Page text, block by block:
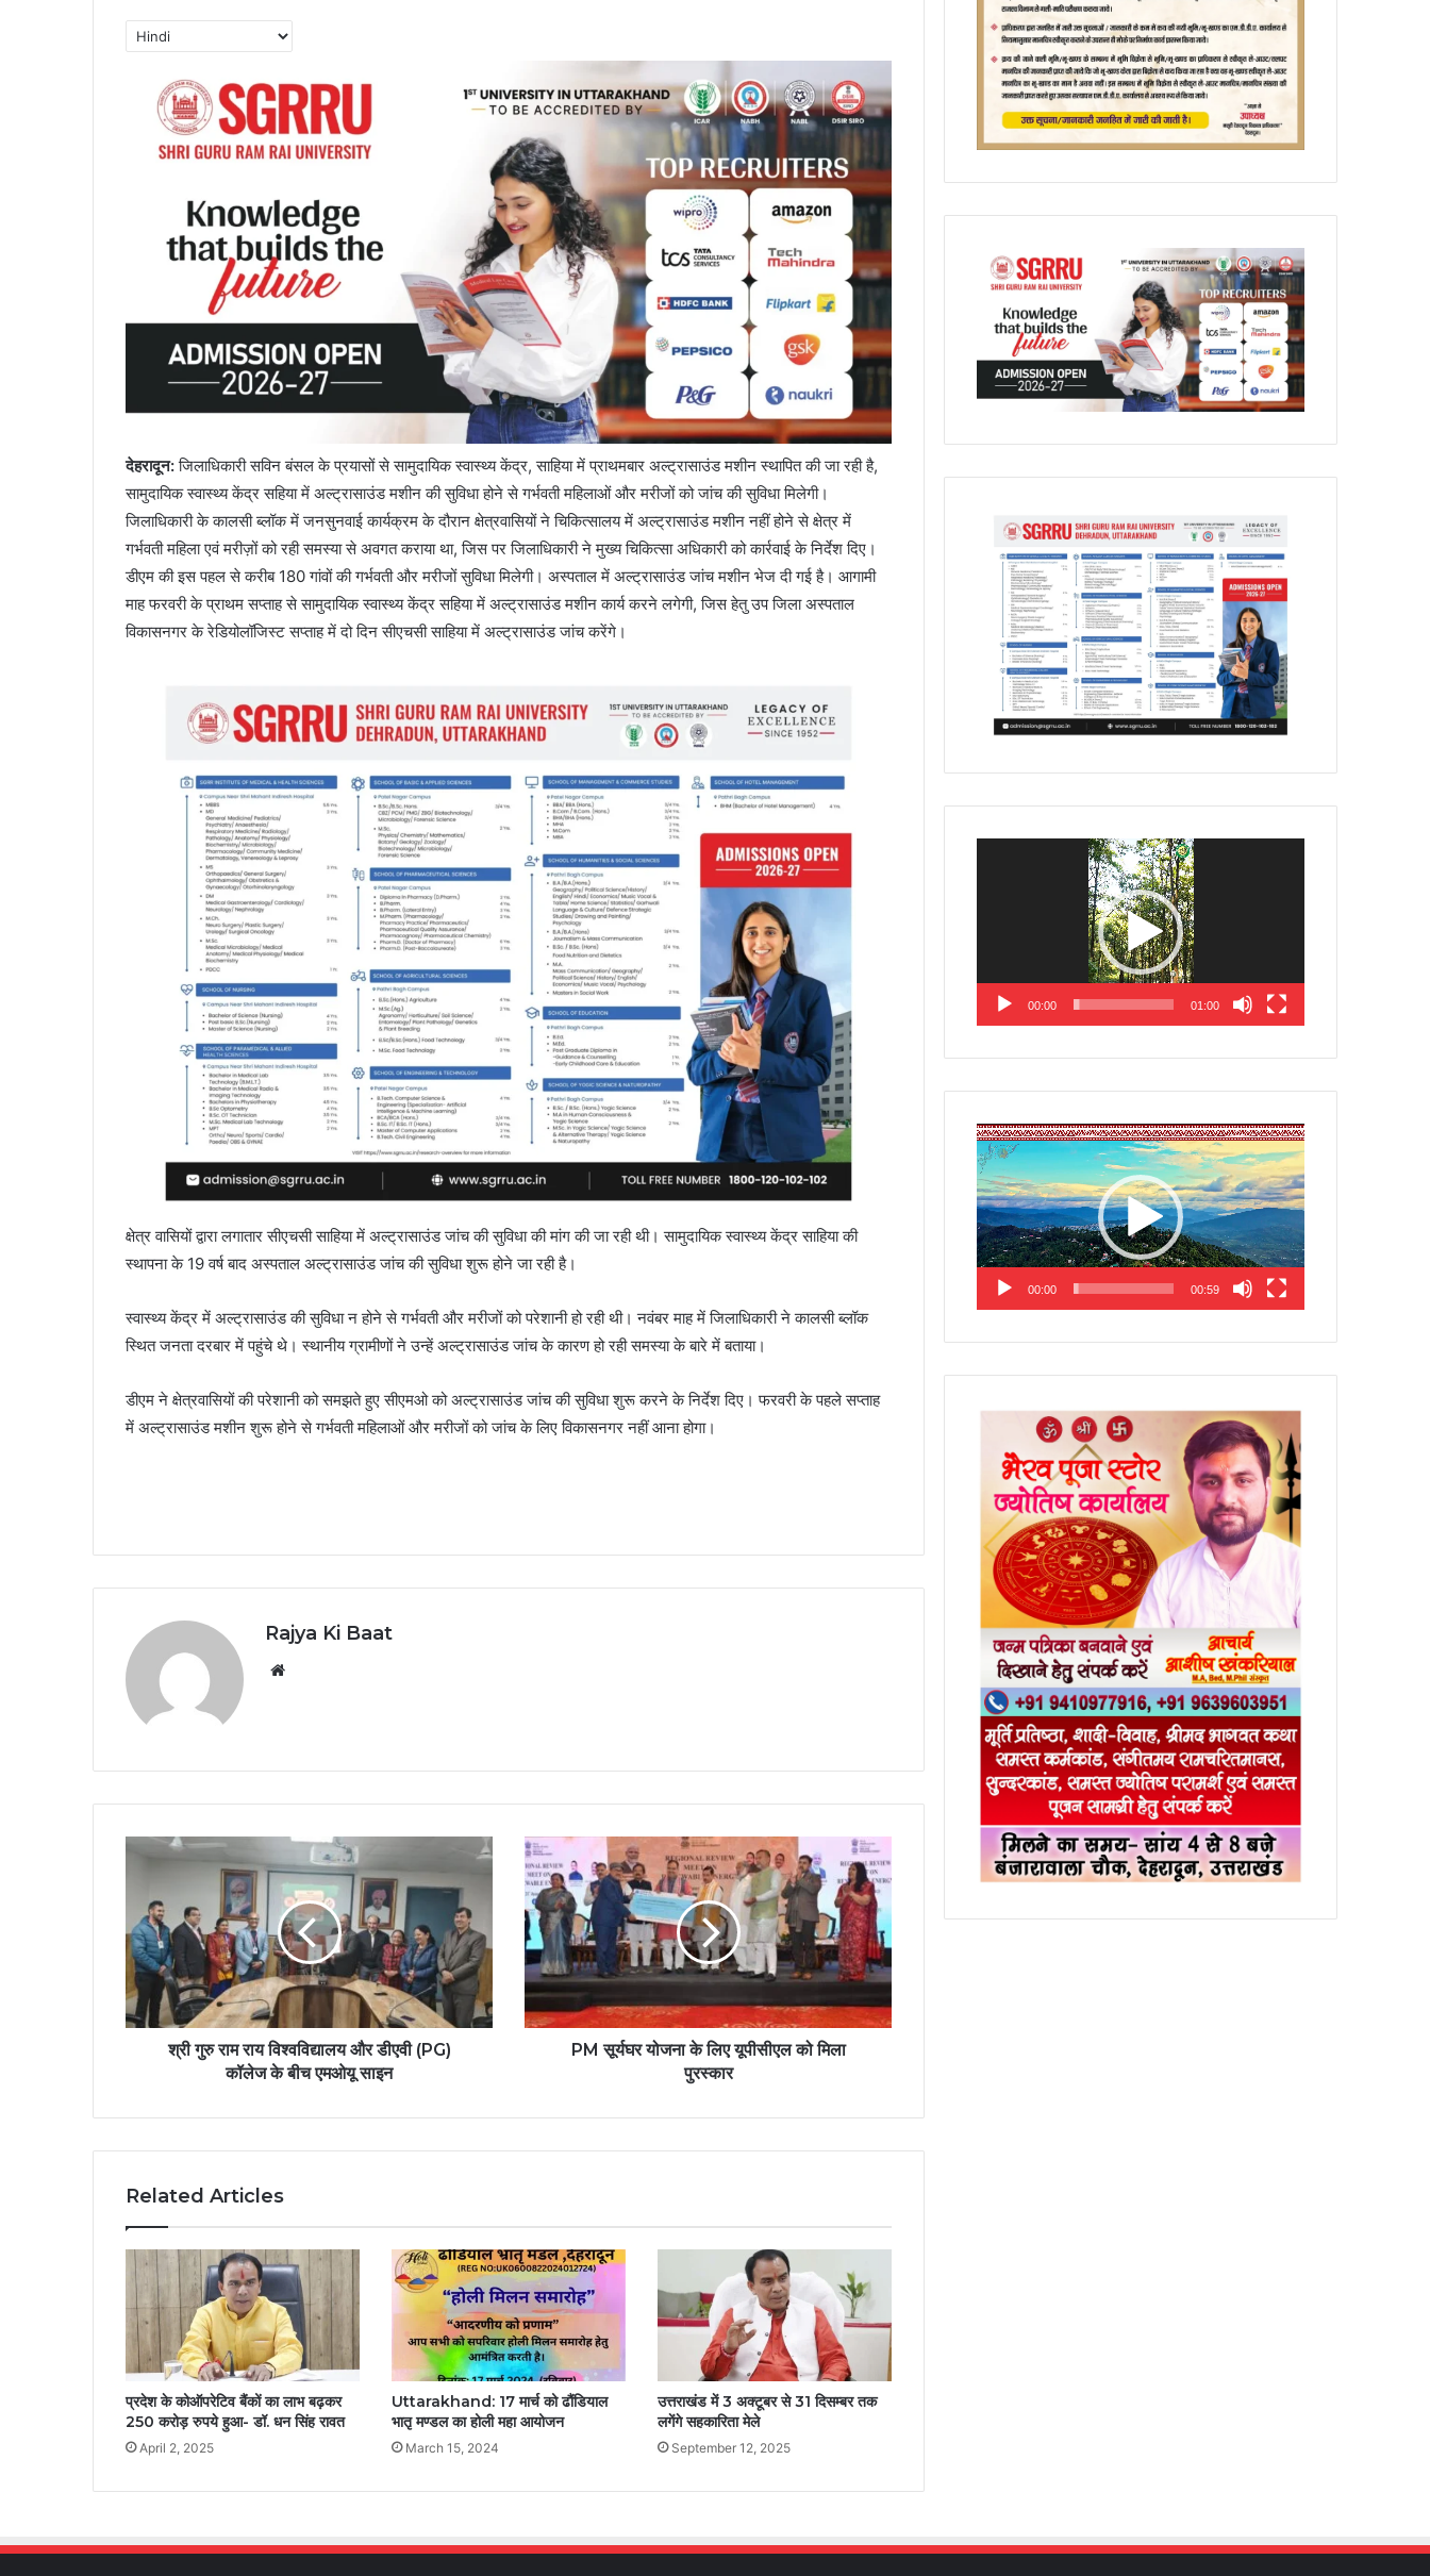
देहरादून:जिलाधिकारी सविन बंसल के प्रयासों से सामुदायिक स्वास्थ्य केंद्र, साहिया में प्राथमबार अल्ट्रासाउंड मशीन स्थापित की जा रही है,
सामुदायिक स्वास्थ्य केंद्र सहिया में अल्ट्रासाउंड मशीन की सुविधा होने से गर्भवती महिलाओं और मरीजों को जांच की सुविधा मिलेगी।
जिलाधिकारी के कालसी ब्लॉक में जनसुनवाई कार्यक्रम के दौरान क्षेत्रवासियों ने चिकित्सालय में अल्ट्रासाउंड मशीन नहीं होने से क्षेत्र में
गर्भवती महिला एवं मरीज़ों को रही समस्या से अवगत कराया था, जिस पर जिलाधिकारी ने मुख्य चिकित्सा अधिकारी को कार्रवाई के निर्देश दिए।
डीएम की इस पहल से करीब 180 गांवों की गर्भवती और मरीजों सुविधा मिलेगी। अस्पताल में अल्ट्रासाउंड जांच मशीन भेज दी गई है। आगामी
माह फरवरी के प्राथम सप्ताह से सामुदायिक स्वास्थ्य केंद्र सहिया में अल्ट्रासाउंड मशीन कार्य करने लगेगी, जिस हेतु उप जिला अस्पताल
विकासनगर के रेडियोलॉजिस्ट सप्ताह में दो दिन सीएचसी साहिया में अल्ट्रासाउंड जांच करेंगे।
क्षेत्र वासियों द्वारा लगातार सीएचसी साहिया में अल्ट्रासाउंड जांच की सुविधा की मांग की जा रही थी। सामुदायिक स्वास्थ्य केंद्र साहिया की
स्थापना के 19 वर्ष बाद अस्पताल अल्ट्रासाउंड जांच की सुविधा शुरू होने जा रही है।
स्वास्थ्य केंद्र में अल्ट्रासाउंड की सुविधा न होने से गर्भवती और मरीजों को परेशानी हो रही थी। नवंबर माह में जिलाधिकारी ने कालसी ब्लॉक
स्थित जनता दरबार में पहुंचे थे। स्थानीय ग्रामीणों ने उन्हें अल्ट्रासाउंड जांच के कारण हो रही समस्या के बारे में बताया।
डीएम ने क्षेत्रवासियों की परेशानी को समझते हुए सीएमओ को अल्ट्रासाउंड जांच की सुविधा शुरू करने के निर्देश दिए। फरवरी के पहले सप्ताह
में अल्ट्रासाउंड मशीन शुरू होने से गर्भवती महिलाओं और मरीजों को जांच के लिए विकासनगर नहीं आना होगा।
Rajya Ki Baat
श्री गुरु राम राय विश्वविद्यालय और डीएवी (PG)
कॉलेज के बीच एमओयू साइन
PM सूर्यघर योजना के लिए यूपीसीएल को मिला
पुरस्कार
Related Articles
प्रदेश के कोऑपरेटिव बैंकों का लाभ बढ़कर
250 करोड़ रुपये हुआ- डॉ. धन सिंह रावत
April 2, 2025
Uttarakhand: 17 मार्च को ढौंडियाल
भातृ मण्डल का होली महा आयोजन
March 15, 2024
उत्तराखंड में 3 अक्टूबर से 31 दिसम्बर तक
लगेंगे सहकारिता मेले
September 12, 2025
00:00 01:00
Video
Player
00:00 00:59